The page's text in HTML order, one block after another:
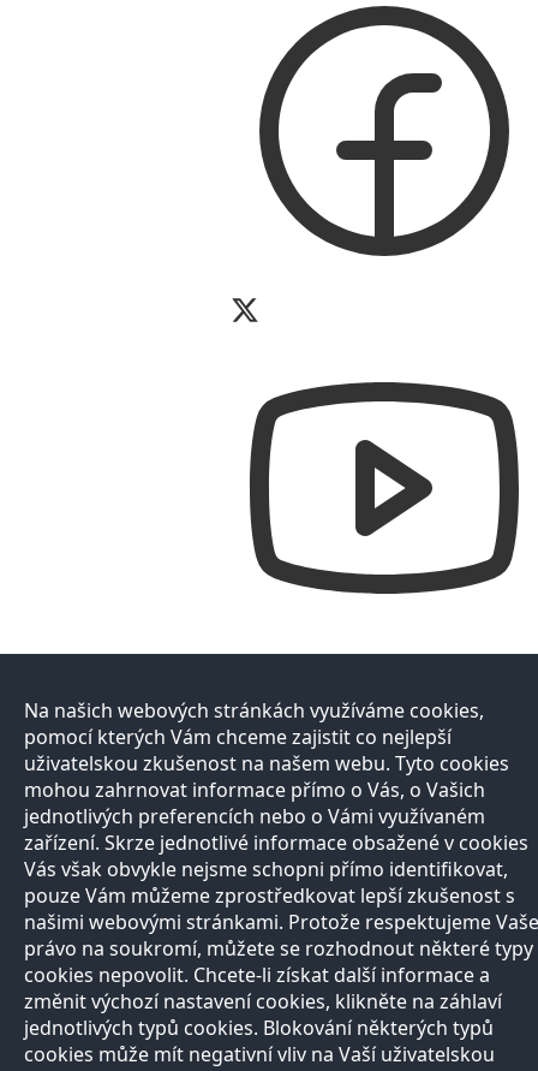
Na našich webových stránkách využíváme cookies,
pomocí kterých Vám chceme zajistit co nejlepší
uživatelskou zkušenost na našem webu. Tyto cookies
mohou zahrnovat informace přímo o Vás, o Vašich
jednotlivých preferencích nebo o Vámi využívaném
zařízení. Skrze jednotlivé informace obsažené v cookies
Vás však obvykle nejsme schopni přímo identifikovat,
pouze Vám můžeme zprostředkovat lepší zkušenost s
našimi webovými stránkami. Protože respektujeme Vaše
právo na soukromí, můžete se rozhodnout některé typy
cookies nepovolit. Chcete-li získat další informace a
změnit výchozí nastavení cookies, klikněte na záhlaví
jednotlivých typů cookies. Blokování některých typů
cookies může mít negativní vliv na Vaší uživatelskou